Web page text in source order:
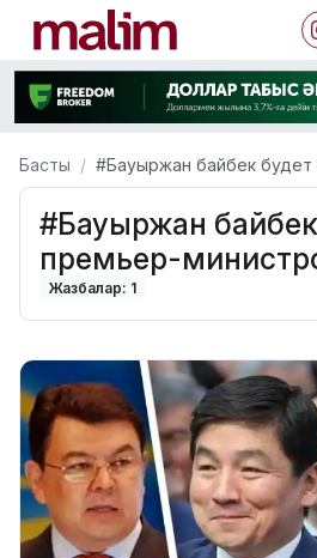
Басты #Бауыржан байбек
#Бауыржан
премьер-
Жазбалар: 1